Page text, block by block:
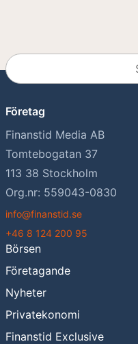
Företag
Finanstid Media AB
Tomtebogatan 37
113 38 Stockholm
Org.nr: 559043-0830
info@finanstid.se
+46 8 124 200 95
Börsen
Företagande
Nyheter
Privatekonomi
Finanstid Exclusive